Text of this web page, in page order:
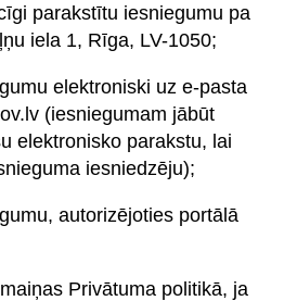
parakstītu iesniegumu pa
iela 1, Rīga, LV-1050;
elektroniski uz e-pasta
(iesniegumam jābūt
elektronisko parakstu, lai
iesniedzēju);
autorizējoties portālā
Privātuma politikā, ja